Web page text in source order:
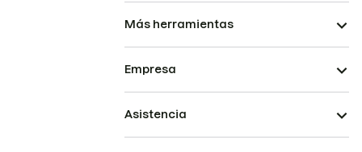
Más herramientas
Empresa
Asistencia